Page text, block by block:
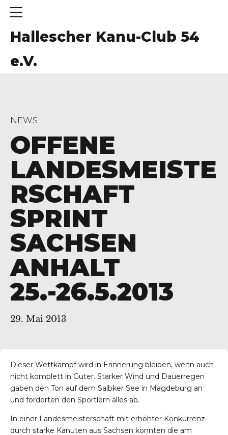
Hallescher Kanu-Club 54
e.V.
NEWS
OFFENE
LANDESMEISTE
RSCHAFT
SPRINT
SACHSEN
ANHALT
25.-26.5.2013
29. Mai 2013
Dieser Wettkampf wird in Erinnerung bleiben, wenn auch
nicht komplett in Guter. Starker Wind und Dauerregen
gaben den Ton auf dem Salbker See in Magdeburg an
und forderten den Sportlern alles ab.
In einer Landesmeisterschaft mit erhöhter Konkurrenz
durch starke Kanuten aus Sachsen konnten die am